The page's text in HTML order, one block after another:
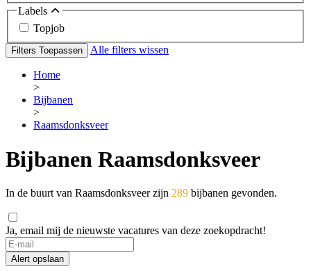
Labels
Topjob
Filters Toepassen Alle filters wissen
Home
>
Bijbanen
>
Raamsdonksveer
Bijbanen Raamsdonksveer
In de buurt van Raamsdonksveer zijn 289 bijbanen gevonden.
Ja, email mij de nieuwste vacatures van deze zoekopdracht!
Alert opslaan